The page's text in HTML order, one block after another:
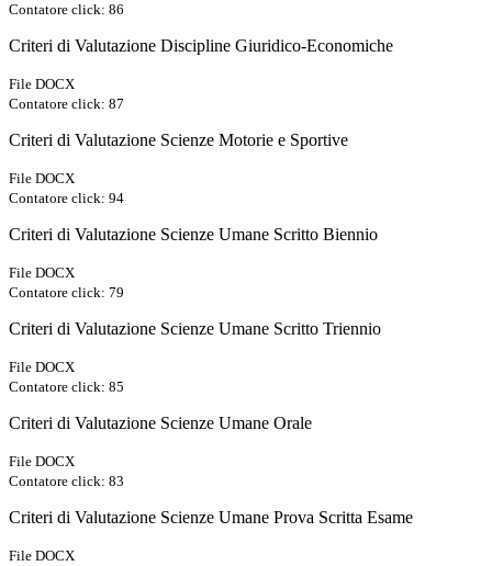
Contatore click: 86
Criteri di Valutazione Discipline Giuridico-Economiche
File DOCX
Contatore click: 87
Criteri di Valutazione Scienze Motorie e Sportive
File DOCX
Contatore click: 94
Criteri di Valutazione Scienze Umane Scritto Biennio
File DOCX
Contatore click: 79
Criteri di Valutazione Scienze Umane Scritto Triennio
File DOCX
Contatore click: 85
Criteri di Valutazione Scienze Umane Orale
File DOCX
Contatore click: 83
Criteri di Valutazione Scienze Umane Prova Scritta Esame
File DOCX